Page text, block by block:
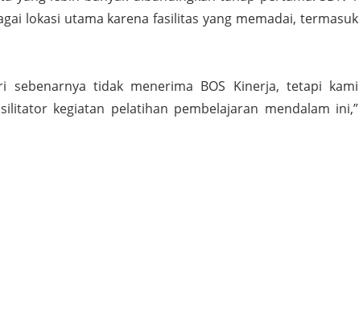
lokasi utama karena fasilitas yang memadai, termasuk
sebenarnya tidak menerima BOS Kinerja, tetapi kami
kegiatan pelatihan pembelajaran mendalam ini,”